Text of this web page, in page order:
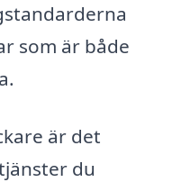
som är både
är det
du